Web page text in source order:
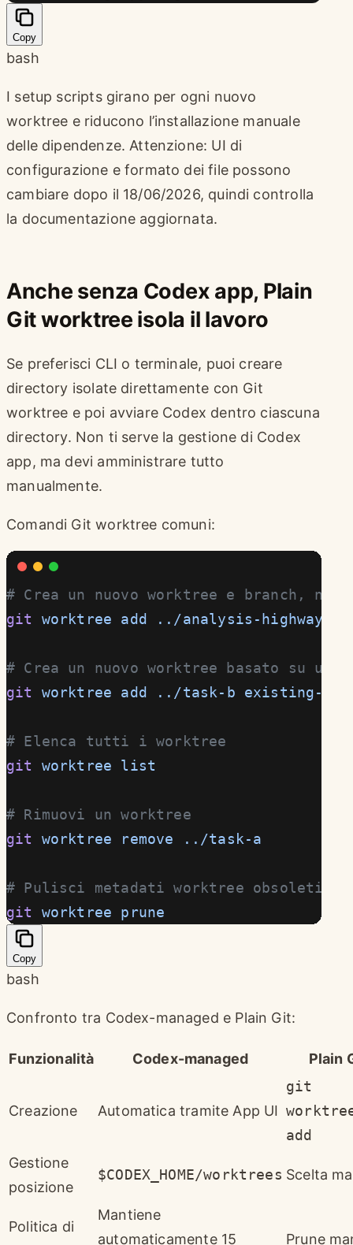
Copy
bash
I setup scripts girano per ogni nuovo
worktree e riducono l’installazione manuale
delle dipendenze. Attenzione: UI di
configurazione e formato dei file possono
cambiare dopo il 18/06/2026, quindi controlla
la documentazione aggiornata.
Anche senza Codex app, Plain
Git worktree isola il lavoro
Se preferisci CLI o terminale, puoi creare
directory isolate direttamente con Git
worktree e poi avviare Codex dentro ciascuna
directory. Non ti serve la gestione di Codex
app, ma devi amministrare tutto
manualmente.
Comandi Git worktree comuni:
# Crea un nuovo worktree e branch,
git
worktree add ../analysis-highway-
# Crea un nuovo worktree basato su un
git
worktree add ../task-b existing-
# Elenca tutti i worktree
git
worktree list
# Rimuovi un worktree
git
worktree remove ../task-a
# Pulisci metadati worktree obsoleti
git
worktree prune
Copy
bash
Confronto tra Codex-managed e Plain Git:
Funzionalità Codex-managed Plain
Creazione Automatica tramite App UI
git
add
Gestione
posizione
$CODEX_HOME/worktrees Scelta
Politica di
Mantiene
automaticamente 15
Prune